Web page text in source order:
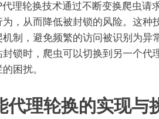
代理轮换技术通过不断变换爬虫请
为，从而降低被封锁的风险。这种
机制，避免频繁的访问被识别为异
封锁时，爬虫可以切换到另一个代
困扰。
代理轮换的实现与